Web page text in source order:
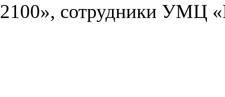
2100», сотрудники УМЦ